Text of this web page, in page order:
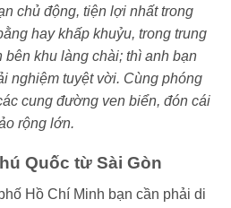
chủ động, tiện lợi nhất trong
hay khấp khuỷu, trong trung
bên khu làng chài; thì anh bạn
nghiệm tuyệt vời. Cùng phóng
cung đường ven biển, đón cái
rộng lớn.
Quốc từ Sài Gòn
Hồ Chí Minh bạn cần phải di